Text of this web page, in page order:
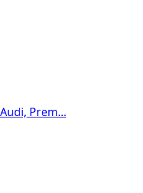
Audi, Prem...